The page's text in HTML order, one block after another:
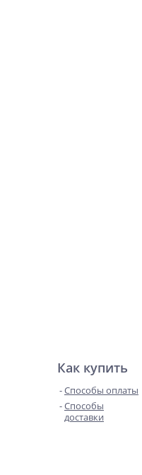
Как купить
Способы оплаты
Способы
доставки